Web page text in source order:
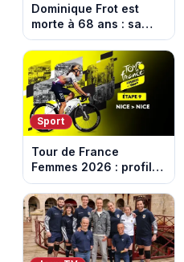
Dominique Frot est
morte à 68 ans : sa
sœur Catherine Frot
annonce la triste
nouvelle
Sport
Tour de France
Femmes 2026 : profil
et horaires de la
dernière étape à Nice